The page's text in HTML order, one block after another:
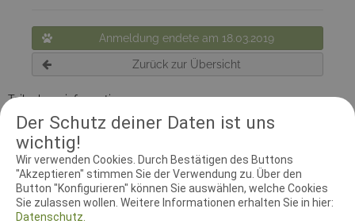
Der Schutz deiner Daten ist uns
wichtig!
Wir verwenden Cookies. Durch Bestätigen des Buttons
"Akzeptieren" stimmen Sie der Verwendung zu. Über den
Button "Konfigurieren" können Sie auswählen, welche Cookies
Sie zulassen wollen. Weitere Informationen erhalten Sie in hier:
Datenschutz.
Anmeldung endete am 18.03.2019
Zurück zur Übersicht
Teilnehmerinformation:
Prøven starter kl. 1000
RICHTER UND HELFER